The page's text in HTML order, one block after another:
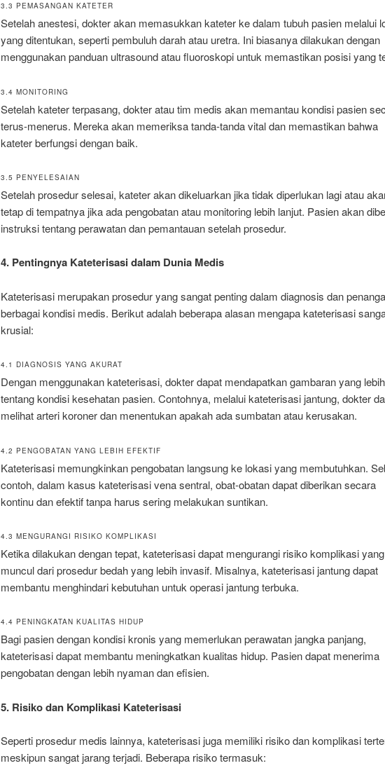
3.3 PEMASANGAN KATETER
Setelah anestesi, dokter akan memasukkan kateter ke dalam tubuh pasien melalui
yang ditentukan, seperti pembuluh darah atau uretra. Ini biasanya dilakukan dengan
menggunakan panduan ultrasound atau fluoroskopi untuk memastikan posisi yang
3.4 MONITORING
Setelah kateter terpasang, dokter atau tim medis akan memantau kondisi pasien
terus-menerus. Mereka akan memeriksa tanda-tanda vital dan memastikan bahwa
kateter berfungsi dengan baik.
3.5 PENYELESAIAN
Setelah prosedur selesai, kateter akan dikeluarkan jika tidak diperlukan lagi atau
tetap di tempatnya jika ada pengobatan atau monitoring lebih lanjut. Pasien akan
instruksi tentang perawatan dan pemantauan setelah prosedur.
4. Pentingnya Kateterisasi dalam Dunia Medis
Kateterisasi merupakan prosedur yang sangat penting dalam diagnosis dan
berbagai kondisi medis. Berikut adalah beberapa alasan mengapa kateterisasi
krusial:
4.1 DIAGNOSIS YANG AKURAT
Dengan menggunakan kateterisasi, dokter dapat mendapatkan gambaran yang
tentang kondisi kesehatan pasien. Contohnya, melalui kateterisasi jantung, dokter
melihat arteri koroner dan menentukan apakah ada sumbatan atau kerusakan.
4.2 PENGOBATAN YANG LEBIH EFEKTIF
Kateterisasi memungkinkan pengobatan langsung ke lokasi yang membutuhkan.
contoh, dalam kasus kateterisasi vena sentral, obat-obatan dapat diberikan secara
kontinu dan efektif tanpa harus sering melakukan suntikan.
4.3 MENGURANGI RISIKO KOMPLIKASI
Ketika dilakukan dengan tepat, kateterisasi dapat mengurangi risiko komplikasi yang
muncul dari prosedur bedah yang lebih invasif. Misalnya, kateterisasi jantung dapat
membantu menghindari kebutuhan untuk operasi jantung terbuka.
4.4 PENINGKATAN KUALITAS HIDUP
Bagi pasien dengan kondisi kronis yang memerlukan perawatan jangka panjang,
kateterisasi dapat membantu meningkatkan kualitas hidup. Pasien dapat menerima
pengobatan dengan lebih nyaman dan efisien.
5. Risiko dan Komplikasi Kateterisasi
Seperti prosedur medis lainnya, kateterisasi juga memiliki risiko dan komplikasi
meskipun sangat jarang terjadi. Beberapa risiko termasuk: